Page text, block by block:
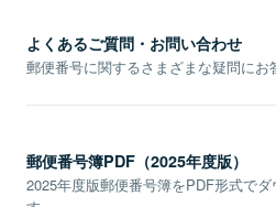
よくあるご質問・お問い合わせ
郵便番号に関するさまざまな疑問にお
郵便番号簿PDF（2025年度版）
2025年度版郵便番号簿をPDF形式でダ